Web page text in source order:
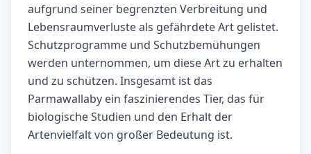
aufgrund seiner begrenzten Verbreitung und
Lebensraumverluste als gefährdete Art gelistet.
Schutzprogramme und Schutzbemühungen
werden unternommen, um diese Art zu erhalten
und zu schützen. Insgesamt ist das
Parmawallaby ein faszinierendes Tier, das für
biologische Studien und den Erhalt der
Artenvielfalt von großer Bedeutung ist.